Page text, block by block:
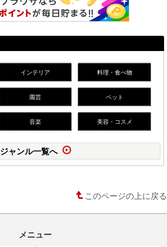
インテリア 料理・食べ物
園芸 ペット
音楽 美容・コスメ
ジャンル一覧へ
このページの上に戻る
メニュー